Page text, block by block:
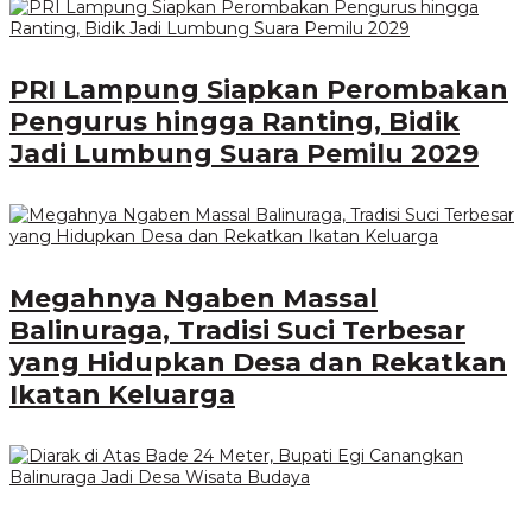
PRI Lampung Siapkan Perombakan
Pengurus hingga Ranting, Bidik
Jadi Lumbung Suara Pemilu 2029
Megahnya Ngaben Massal
Balinuraga, Tradisi Suci Terbesar
yang Hidupkan Desa dan Rekatkan
Ikatan Keluarga